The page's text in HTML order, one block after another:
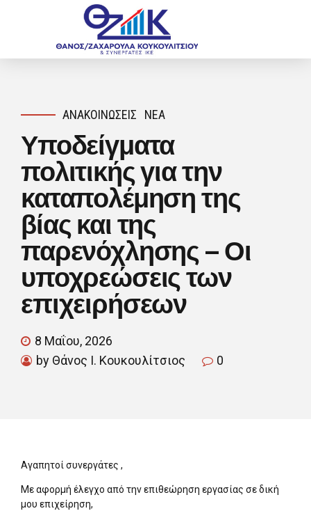
ΑΝΑΚΟΙΝΏΣΕΙΣ ΝΈΑ
Υποδείγματα
πολιτικής για την
καταπολέμηση της
βίας και της
παρενόχλησης – Οι
υποχρεώσεις των
επιχειρήσεων
8 Μαΐου, 2026
by Θάνος Ι. Κουκουλίτσιος
0
Αγαπητοί συνεργάτες ,
Με αφορμή έλεγχο από την επιθεώρηση εργασίας σε δική
μου επιχείρηση,